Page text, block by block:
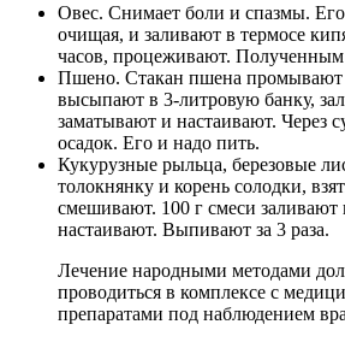
Овес. Снимает боли и спазмы.
очищая, и заливают в термосе
часов, процеживают. Полученным
Пшено. Стакан пшена промывают
высыпают в 3-литровую банку,
заматывают и настаивают. Через
осадок. Его и надо пить.
Кукурузные рыльца, березовые
толокнянку и корень солодки,
смешивают. 100 г смеси заливают
настаивают. Выпивают за 3 раза.
Лечение народными методами
проводиться в комплексе с
препаратами под наблюдением